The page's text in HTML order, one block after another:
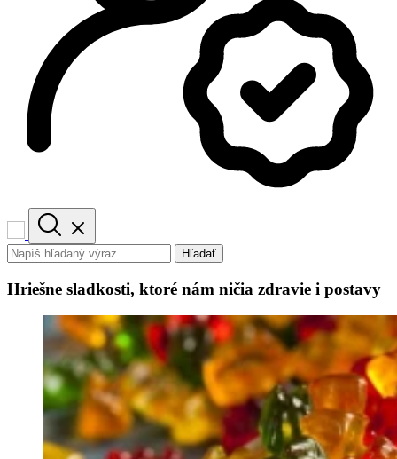
Hľadať
Hriešne sladkosti, ktoré nám ničia zdravie i postavy